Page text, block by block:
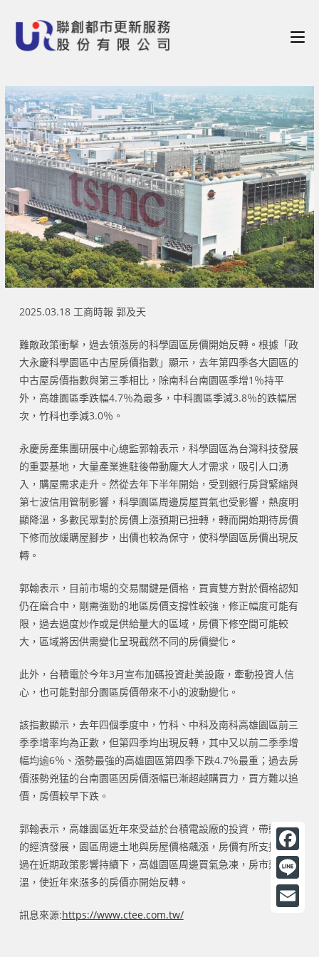
2025.03.18 工商時報 郭及天
難敵政策衝擊，過去領漲房的科學園區房價開始反轉。根據「政
大永慶科學園區中古屋房價指數」顯示，去年第四季各大園區的
中古屋房價指數與第三季相比，除南科台南園區季增1％持平
外，高雄園區季跌幅4.7％為最多，中科園區季減3.8％的跌幅居
次，竹科也季減3.0％。
永慶房產集團研展中心總監郭翰表示，科學園區為台灣科技發展
的重要基地，大量產業進駐後帶動龐大人才需求，吸引人口湧
入，購屋需求走升。然從去年下半年開始，受到銀行房貸緊縮與
第七波信用管制影響，科學園區周邊房屋買氣也受影響，熱度明
顯降溫，多數民眾對於房價上漲預期已扭轉，轉而開始期待房價
下修而放緩購屋腳步，出價也較為保守，使科學園區房價出現反
轉。
郭翰表示，目前市場的交易關鍵是價格，買賣雙方對於價格認知
仍在磨合中，剛需強勁的地區房價支撐性較強，修正幅度可能有
限，過去過度炒作或是供給量大的區域，房價下修空間可能較
大，區域將因供需變化呈現截然不同的房價變化。
此外，台積電於今年3月宣布加碼投資赴美設廠，牽動投資人信
心，也可能對部分園區房價帶來不小的波動變化。
該指數顯示，去年四個季度中，竹科、中科及南科高雄園區前三
季季增率均為正數，但第四季均出現反轉，其中又以前二季季增
幅均逾6％、漲勢最強的高雄園區第四季下跌4.7％最重；過去房
價漲勢兇猛的台南園區因房價漲幅已漸超越購買力，買方難以追
價，房價較早下跌。
郭翰表示，高雄園區近年來受益於台積電設廠的投資，帶動當地
的經濟發展，園區周邊土地與房屋價格飆漲，房價有所支撐，不
過在近期政策影響持續下，高雄園區周邊買氣急凍，房市熱度降
溫，使近年來漲多的房價亦開始反轉。
訊息來源:https://www.ctee.com.tw/
F
a
c
L